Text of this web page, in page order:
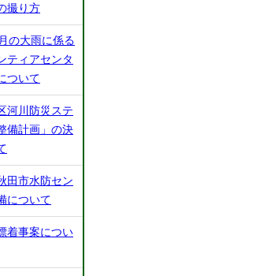
撮り方
の大雨に係る
ティアセンタ
ついて
河川防災ステ
備計画」の決
田市水防セン
について
着事案につい